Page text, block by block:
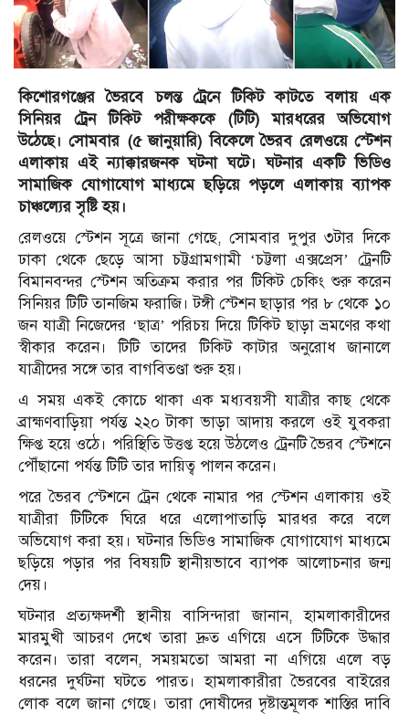
কিশোরগঞ্জের ভৈরবে চলন্ত ট্রেনে টিকিট কাটতে বলায় এক
সিনিয়র ট্রেন টিকিট পরীক্ষককে (টিটি) মারধরের অভিযোগ
উঠেছে। সোমবার (৫ জানুয়ারি) বিকেলে ভৈরব রেলওয়ে স্টেশন
এলাকায় এই ন্যাক্কারজনক ঘটনা ঘটে। ঘটনার একটি ভিডিও
সামাজিক যোগাযোগ মাধ্যমে ছড়িয়ে পড়লে এলাকায় ব্যাপক
চাঞ্চল্যের সৃষ্টি হয়।
রেলওয়ে স্টেশন সূত্রে জানা গেছে, সোমবার দুপুর ৩টার দিকে
ঢাকা থেকে ছেড়ে আসা চট্টগ্রামগামী ‘চট্টলা এক্সপ্রেস’ ট্রেনটি
বিমানবন্দর স্টেশন অতিক্রম করার পর টিকিট চেকিং শুরু করেন
সিনিয়র টিটি তানজিম ফরাজি। টঙ্গী স্টেশন ছাড়ার পর ৮ থেকে ১০
জন যাত্রী নিজেদের ‘ছাত্র’ পরিচয় দিয়ে টিকিট ছাড়া ভ্রমণের কথা
স্বীকার করেন। টিটি তাদের টিকিট কাটার অনুরোধ জানালে
যাত্রীদের সঙ্গে তার বাগবিতণ্ডা শুরু হয়।
এ সময় একই কোচে থাকা এক মধ্যবয়সী যাত্রীর কাছ থেকে
ব্রাহ্মণবাড়িয়া পর্যন্ত ২২০ টাকা ভাড়া আদায় করলে ওই যুবকরা
ক্ষিপ্ত হয়ে ওঠে। পরিস্থিতি উত্তপ্ত হয়ে উঠলেও ট্রেনটি ভৈরব স্টেশনে
পৌঁছানো পর্যন্ত টিটি তার দায়িত্ব পালন করেন।
পরে ভৈরব স্টেশনে ট্রেন থেকে নামার পর স্টেশন এলাকায় ওই
যাত্রীরা টিটিকে ঘিরে ধরে এলোপাতাড়ি মারধর করে বলে
অভিযোগ করা হয়। ঘটনার ভিডিও সামাজিক যোগাযোগ মাধ্যমে
ছড়িয়ে পড়ার পর বিষয়টি স্থানীয়ভাবে ব্যাপক আলোচনার জন্ম
দেয়।
ঘটনার প্রত্যক্ষদর্শী স্থানীয় বাসিন্দারা জানান, হামলাকারীদের
মারমুখী আচরণ দেখে তারা দ্রুত এগিয়ে এসে টিটিকে উদ্ধার
করেন। তারা বলেন, সময়মতো আমরা না এগিয়ে এলে বড়
ধরনের দুর্ঘটনা ঘটতে পারত। হামলাকারীরা ভৈরবের বাইরের
লোক বলে জানা গেছে। তারা দোষীদের দৃষ্টান্তমূলক শাস্তির দাবি